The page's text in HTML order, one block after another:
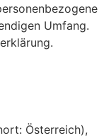
Umfang.
Österreich),